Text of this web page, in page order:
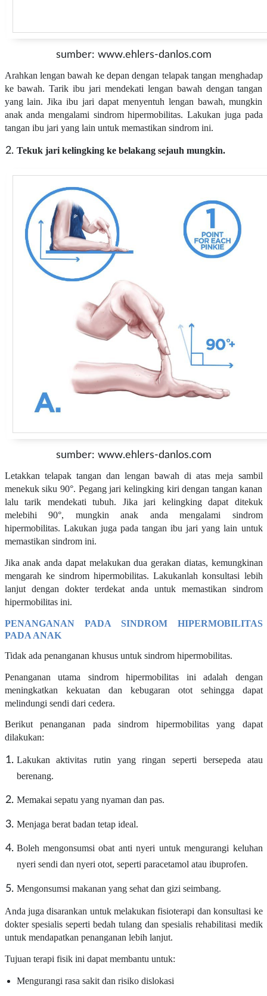
sumber: www.ehlers-danlos.com
Arahkan lengan bawah ke depan dengan telapak tangan menghadap
ke bawah. Tarik ibu jari mendekati lengan bawah dengan tangan
yang lain. Jika ibu jari dapat menyentuh lengan bawah, mungkin
anak anda mengalami sindrom hipermobilitas. Lakukan juga pada
tangan ibu jari yang lain untuk memastikan sindrom ini.
Tekuk jari kelingking ke belakang sejauh mungkin.
sumber: www.ehlers-danlos.com
Letakkan telapak tangan dan lengan bawah di atas meja sambil
menekuk siku 90°. Pegang jari kelingking kiri dengan tangan kanan
lalu tarik mendekati tubuh. Jika jari kelingking dapat ditekuk
melebihi 90°, mungkin anak anda mengalami sindrom
hipermobilitas. Lakukan juga pada tangan ibu jari yang lain untuk
memastikan sindrom ini.
Jika anak anda dapat melakukan dua gerakan diatas, kemungkinan
mengarah ke sindrom hipermobilitas. Lakukanlah konsultasi lebih
lanjut dengan dokter terdekat anda untuk memastikan sindrom
hipermobilitas ini.
PENANGANAN PADA SINDROM HIPERMOBILITAS
PADA ANAK
Tidak ada penanganan khusus untuk sindrom hipermobilitas.
Penanganan utama sindrom hipermobilitas ini adalah dengan
meningkatkan kekuatan dan kebugaran otot sehingga dapat
melindungi sendi dari cedera.
Berikut penanganan pada sindrom hipermobilitas yang dapat
dilakukan:
Lakukan aktivitas rutin yang ringan seperti bersepeda atau
berenang.
Memakai sepatu yang nyaman dan pas.
Menjaga berat badan tetap ideal.
Boleh mengonsumsi obat anti nyeri untuk mengurangi keluhan
nyeri sendi dan nyeri otot, seperti paracetamol atau ibuprofen.
Mengonsumsi makanan yang sehat dan gizi seimbang.
Anda juga disarankan untuk melakukan fisioterapi dan konsultasi ke
dokter spesialis seperti bedah tulang dan spesialis rehabilitasi medik
untuk mendapatkan penanganan lebih lanjut.
Tujuan terapi fisik ini dapat membantu untuk:
Mengurangi rasa sakit dan risiko dislokasi